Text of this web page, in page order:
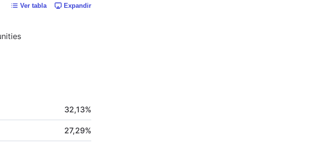
Ver tabla Expandir
32,13%
27,29%